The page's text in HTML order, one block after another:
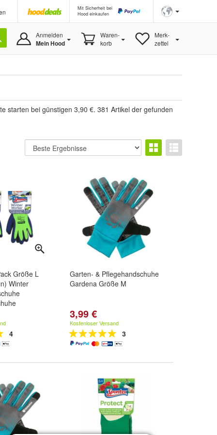
Mit Sicherheit bei
Hood einkaufen
Anmelden
Mein Hood
Waren-
korb
Merk-
zettel
starten bei günstigen 3,90 €. 381 Artikel der gefunden
Größe L
Winter
4
Garten- & Pflegehandschuhe
Gardena Größe M
3,99 €
Kostenloser Versand
3